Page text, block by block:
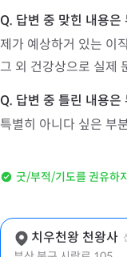
제가 예상하거 있는 이
그 외 건강상으로 실제
특별히 아니다 싶은 부
굿/부적/기도를 권유하
치우천왕 천왕사